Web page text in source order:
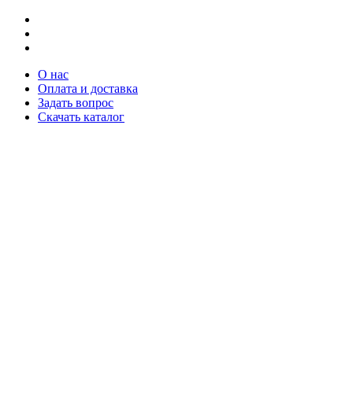
О нас
Оплата и доставка
Задать вопрос
Скачать каталог